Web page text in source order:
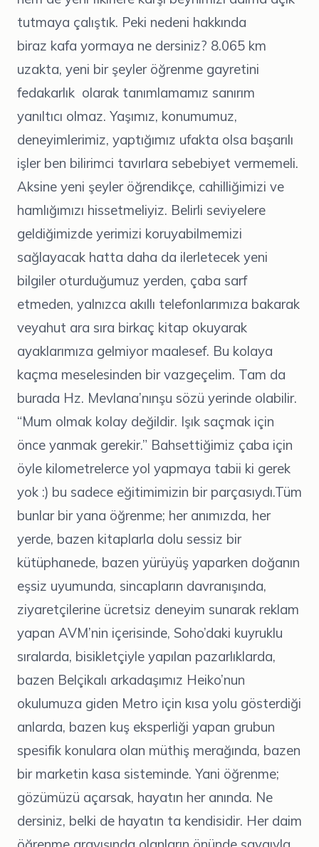
tutmaya çalıştık. Peki nedeni hakkında
biraz kafa yormaya ne dersiniz? 8.065 km
uzakta, yeni bir şeyler öğrenme gayretini
fedakarlık olarak tanımlamamız sanırım
yanıltıcı olmaz. Yaşımız, konumumuz,
deneyimlerimiz, yaptığımız ufakta olsa başarılı
işler ben bilirimci tavırlara sebebiyet vermemeli.
Aksine yeni şeyler öğrendikçe, cahilliğimizi ve
hamlığımızı hissetmeliyiz. Belirli seviyelere
geldiğimizde yerimizi koruyabilmemizi
sağlayacak hatta daha da ilerletecek yeni
bilgiler oturduğumuz yerden, çaba sarf
etmeden, yalnızca akıllı telefonlarımıza bakarak
veyahut ara sıra birkaç kitap okuyarak
ayaklarımıza gelmiyor maalesef. Bu kolaya
kaçma meselesinden bir vazgeçelim. Tam da
burada Hz. Mevlana’nınşu sözü yerinde olabilir.
“Mum olmak kolay değildir. Işık saçmak için
önce yanmak gerekir.” Bahsettiğimiz çaba için
öyle kilometrelerce yol yapmaya tabii ki gerek
yok :) bu sadece eğitimimizin bir parçasıydı.Tüm
bunlar bir yana öğrenme; her anımızda, her
yerde, bazen kitaplarla dolu sessiz bir
kütüphanede, bazen yürüyüş yaparken doğanın
eşsiz uyumunda, sincapların davranışında,
ziyaretçilerine ücretsiz deneyim sunarak reklam
yapan AVM’nin içerisinde, Soho’daki kuyruklu
sıralarda, bisikletçiyle yapılan pazarlıklarda,
bazen Belçikalı arkadaşımız Heiko’nun
okulumuza giden Metro için kısa yolu gösterdiği
anlarda, bazen kuş eksperliği yapan grubun
spesifik konulara olan müthiş merağında, bazen
bir marketin kasa sisteminde. Yani öğrenme;
gözümüzü açarsak, hayatın her anında. Ne
dersiniz, belki de hayatın ta kendisidir. Her daim